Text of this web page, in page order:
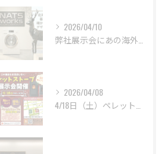
2026/04/10
2026/04/08